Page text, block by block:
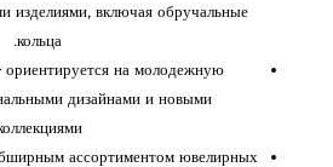
изделиями, включая обручальные
кольца.
на молодежную
дизайнами и новыми
ассортиментом ювелирных